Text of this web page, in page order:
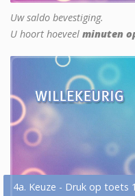
Uw saldo bevestiging.
U hoort hoeveel minuten
4a. Keuze - Druk op toets